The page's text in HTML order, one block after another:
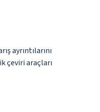
ayrıntılarını
çeviri araçları